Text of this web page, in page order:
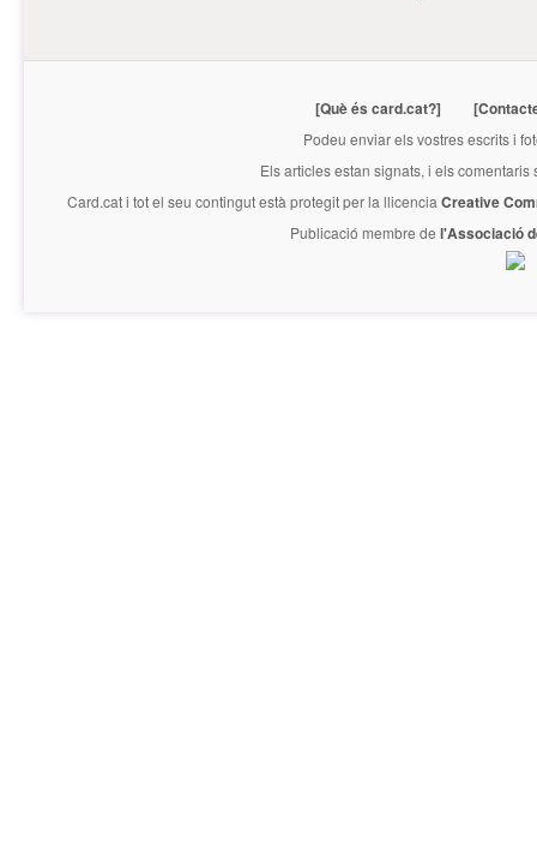
[Què és card.cat?]
Podeu enviar els vostres escrits i
Els articles estan signats, i els
Card.cati tot el seu contingut està protegit per la llicencia Creative
Publicació membre de l'Associació